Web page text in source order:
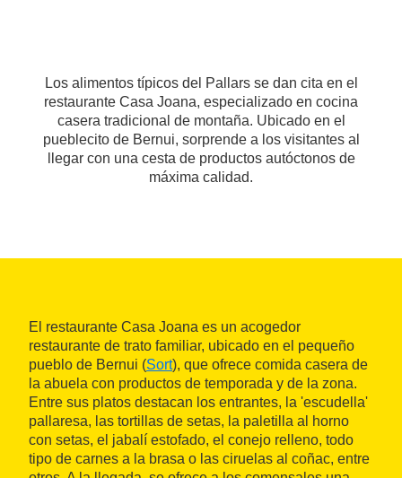
Los alimentos típicos del Pallars se dan cita en el
restaurante Casa Joana, especializado en cocina
casera tradicional de montaña. Ubicado en el
pueblecito de Bernui, sorprende a los visitantes al
llegar con una cesta de productos autóctonos de
máxima calidad.
El restaurante Casa Joana es un acogedor
restaurante de trato familiar, ubicado en el pequeño
pueblo de Bernui (Sort), que ofrece comida casera de
la abuela con productos de temporada y de la zona.
Entre sus platos destacan los entrantes, la 'escudella'
pallaresa, las tortillas de setas, la paletilla al horno
con setas, el jabalí estofado, el conejo relleno, todo
tipo de carnes a la brasa o las ciruelas al coñac, entre